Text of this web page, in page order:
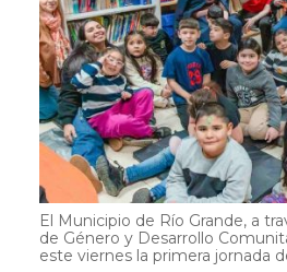
El Municipio de Río Grande, a
de Género y Desarrollo
este viernes la primera jornada